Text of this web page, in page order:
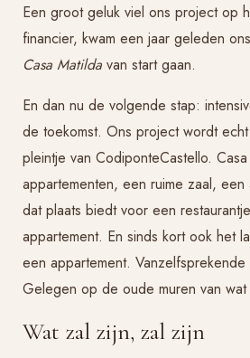
Een groot geluk viel ons project op
financier, kwam een jaar geleden
Casa Matilda van start gaan.
En dan nu de volgende stap:
de toekomst. Ons project wordt
pleintje van CodiponteCastello.
appartementen, een ruime zaal,
dat plaats biedt voor een
appartement. En sinds kort ook het
een appartement.
Gelegen op de oude muren van
Wat zal zijn, zal zijn